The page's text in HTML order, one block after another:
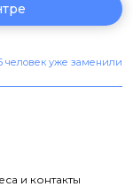
человек уже заменили
и контакты